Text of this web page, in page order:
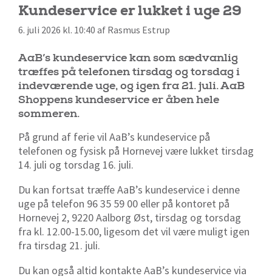
Kundeservice er lukket i uge 29
6. juli 2026 kl. 10:40 af Rasmus Estrup
AaB’s kundeservice kan som sædvanlig
træffes på telefonen tirsdag og torsdag i
indeværende uge, og igen fra 21. juli. AaB
Shoppens kundeservice er åben hele
sommeren.
På grund af ferie vil AaB’s kundeservice på
telefonen og fysisk på Hornevej være lukket tirsdag
14. juli og torsdag 16. juli.
Du kan fortsat træffe AaB’s kundeservice i denne
uge på telefon 96 35 59 00 eller på kontoret på
Hornevej 2, 9220 Aalborg Øst, tirsdag og torsdag
fra kl. 12.00-15.00, ligesom det vil være muligt igen
fra tirsdag 21. juli.
Du kan også altid kontakte AaB’s kundeservice via